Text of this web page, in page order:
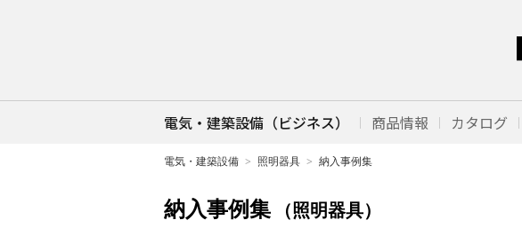
電気・建築設備（ビジネス） 商品情報 カタログ
電気・建築設備 照明器具 納入事例集
納入事例集 （照明器具）